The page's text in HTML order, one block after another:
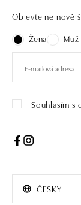
Objevte
Žena
Muž
Souhlasím s
ČESKY